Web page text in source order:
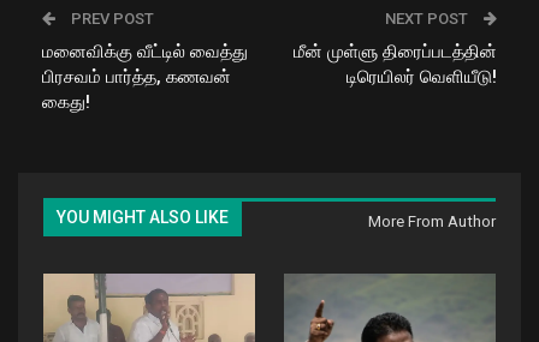
PREV POST
மனைவிக்கு வீட்டில் வைத்து
பிரசவம் பார்த்த, கணவன்
கைது!
NEXT POST
மீன் முள்ளு திரைப்படத்தின்
டிரெயிலர் வெளியீடு!
YOU MIGHT ALSO LIKE More From Author